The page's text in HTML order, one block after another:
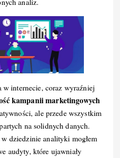
w internecie, coraz wyraźniej
kampanii marketingowych
ale przede wszystkim
na solidnych danych.
dziedzinie analityki mogłem
audyty, które ujawniały